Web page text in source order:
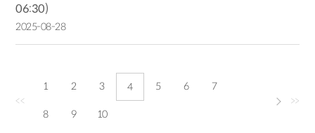
06:30)
2025-08-28
<<
1 2 3 4 5 6 7
8 9 10
>>